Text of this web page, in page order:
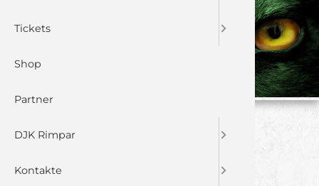
WÖLFE FEIERN
ERFOLGREICHEN
Tickets
Shop
Partner
DJK Rimpar
Kontakte